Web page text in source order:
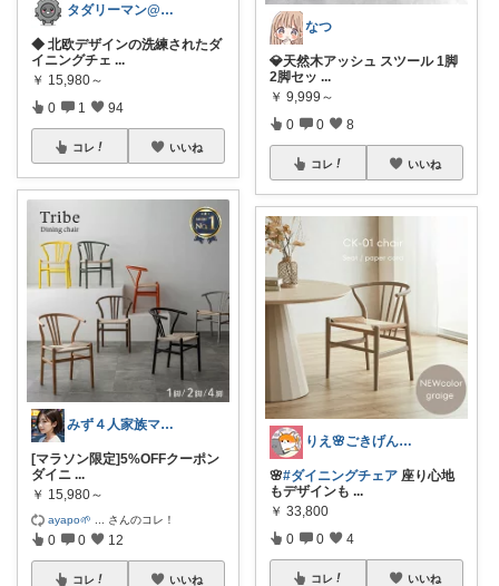
タダリーマン@はてなブロガー
◆ 北欧デザインの洗練されたダ
イニングチェ ...
￥ 15,980～
0 1 94
コレ いいね
みず４人家族ママ★３０代子育て奮闘中🙆
[マラソン限定]5%OFFクーポン
ダイニ ...
￥ 15,980～
ayapo🌱 さんのコレ！
0 0 12
コレ いいね
なつ
💎天然木アッシュ スツール 1脚
2脚セッ ...
￥ 9,999～
0 0 8
コレ いいね
りえ🌸ごきげんな暮らし🏠🌿
🌸#ダイニングチェア 座り心地
もデザインも ...
￥ 33,800
0 0 4
コレ いいね